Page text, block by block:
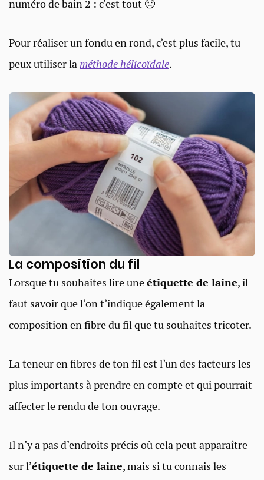
numéro de bain 2 : c’est tout 🙂
Pour réaliser un fondu en rond, c’est plus facile, tu
peux utiliser la méthode hélicoïdale.
La composition du fil​
Lorsque tu souhaites lire uneétiquette de laine, il
faut savoir que l’on t’indique également la
composition en fibre du fil que tu souhaites tricoter.
La teneur en fibres de ton fil est l’un des facteurs les
plus importants à prendre en compte et qui pourrait
affecter le rendu de ton ouvrage.
Il n’y a pas d’endroits précis où cela peut apparaître
sur l’étiquette de laine, mais si tu connais les